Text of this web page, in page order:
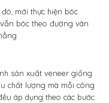
mới thực hiện bóc
bóc theo đường vân
sản xuất veneer giống
chất lượng mà mỗi công
áp dụng theo các bước